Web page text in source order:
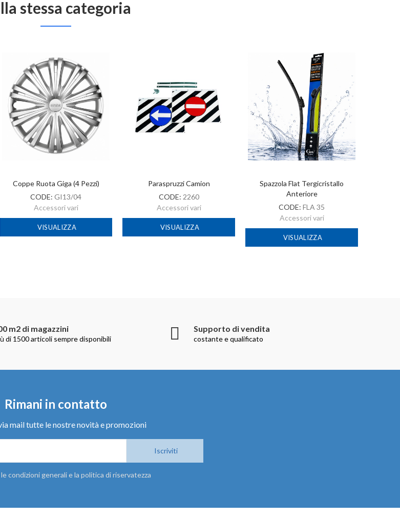
stessa categoria
Coppe Ruota Giga (4 Pezzi)
CODE: GI13/04
Accessori vari
VISUALIZZA
Paraspruzzi Camion
CODE: 2260
Accessori vari
VISUALIZZA
Spazzola Flat Tergicristallo
Anteriore
CODE: FLA 35
Accessori vari
VISUALIZZA
m2 di magazzini
di 1500 articoli sempre disponibili
Supporto di vendita
costante e qualificato
Rimani in contatto
mail tutte le nostre novità e promozioni
Iscriviti
condizioni generali e la politica di riservatezza